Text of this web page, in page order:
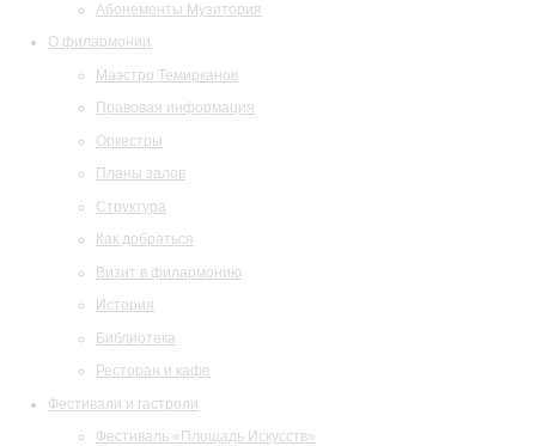
Абонементы Музитория
О филармонии
Маэстро Темирканов
Правовая информация
Оркестры
Планы залов
Структура
Как добраться
Визит в филармонию
История
Библиотека
Ресторан и кафе
Фестивали и гастроли
Фестиваль «Площадь Искусств»